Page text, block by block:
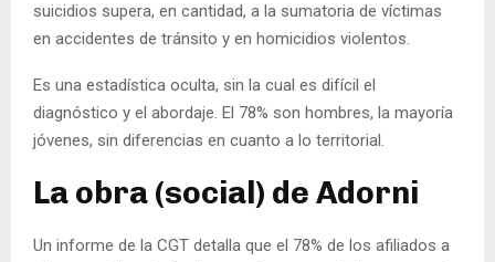
suicidios supera, en cantidad, a la sumatoria de víctimas
en accidentes de tránsito y en homicidios violentos.
Es una estadística oculta, sin la cual es difícil el
diagnóstico y el abordaje. El 78% son hombres, la mayoría
jóvenes, sin diferencias en cuanto a lo territorial.
La obra (social) de Adorni
Un informe de la CGT detalla que el 78% de los afiliados a